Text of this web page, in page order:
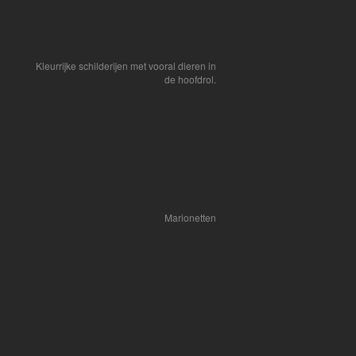
Kleurrijke schilderijen met vooral dieren in
de hoofdrol.
Marionetten